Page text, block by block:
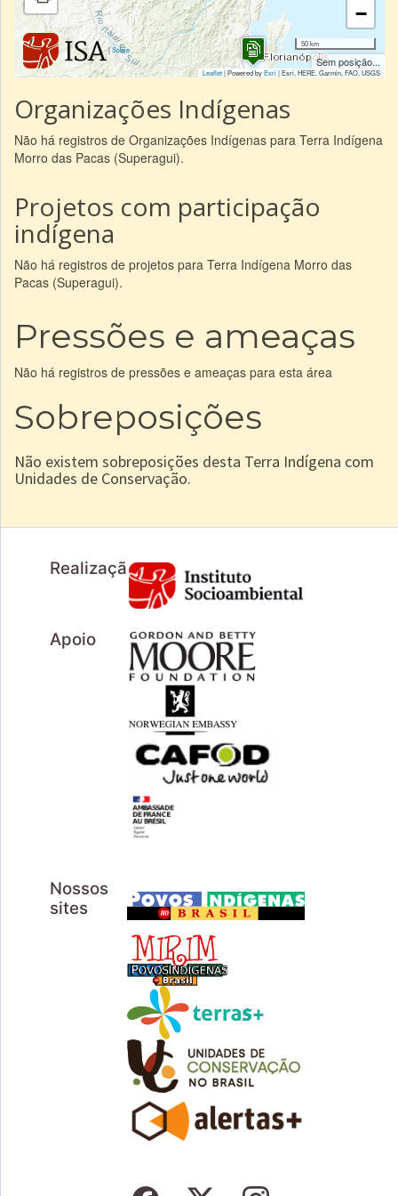
|Sobre
−
50 km
Sem posição...
Leaflet| Powered byEsri|Esri, HERE, Garmin, FAO, USGS
Organizações Indígenas
Não há registros de Organizações Indígenas para Terra Indígena
Morro das Pacas (Superagui).
Projetos com participação
indígena
Não há registros de projetos para Terra Indígena Morro das
Pacas (Superagui).
Pressões e ameaças
Não há registros de pressões e ameaças para esta área
Sobreposições
Não existem sobreposições desta Terra Indígena com
Unidades de Conservação.